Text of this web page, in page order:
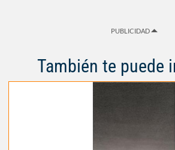
PUBLICIDAD
También te puede